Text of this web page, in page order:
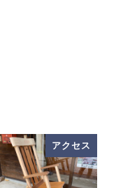
アクセス